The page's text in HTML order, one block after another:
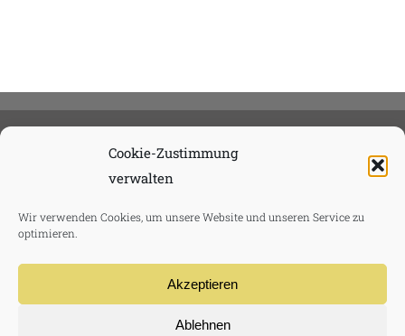
Cookie-Zustimmung
verwalten
Wir verwenden Cookies, um unsere Website und unseren Service zu
optimieren.
Akzeptieren
Ablehnen